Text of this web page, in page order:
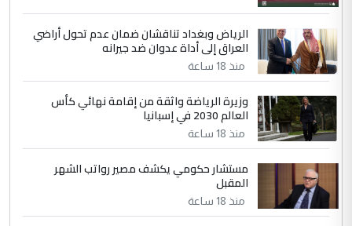
الرياض وبغداد تناقشان ضمان عدم تحول أراضي
العراق إلى أداة عدوان ضد جيرانه
منذ 18 ساعة
وزيرة الرياضة واثقة من إقامة نهائي كأس
العالم 2030 في إسبانيا
منذ 18 ساعة
مستشار حكومي يكشف مصير رواتب الشهر
المقبل
منذ 18 ساعة